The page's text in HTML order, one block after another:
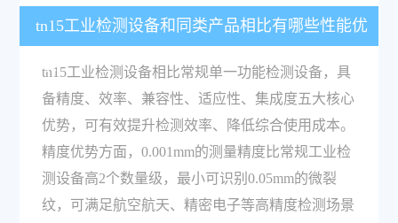
tn15工业检测设备和同类产品相比有哪些性能优
势？
tn15工业检测设备相比常规单一功能检测设备，具
备精度、效率、兼容性、适应性、集成度五大核心
优势，可有效提升检测效率、降低综合使用成本。
精度优势方面，0.001mm的测量精度比常规工业检
测设备高2个数量级，最小可识别0.05mm的微裂
纹，可满足航空航天、精密电子等高精度检测场景